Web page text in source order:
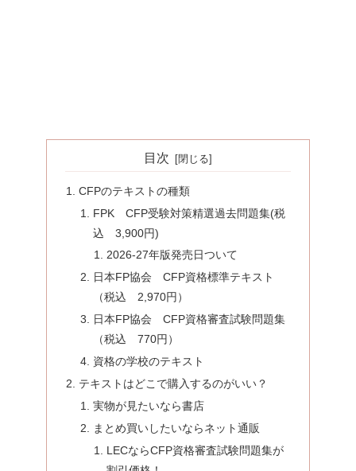
目次
CFPのテキストの種類
FPK CFP受験対策精選過去問題集(税
込 3,900円)
2026-27年版発売日ついて
日本FP協会 CFP資格標準テキスト
（税込 2,970円）
日本FP協会 CFP資格審査試験問題集
（税込 770円）
資格の学校のテキスト
テキストはどこで購入するのがいい？
実物が見たいなら書店
まとめ買いしたいならネット通販
LECならCFP資格審査試験問題集が